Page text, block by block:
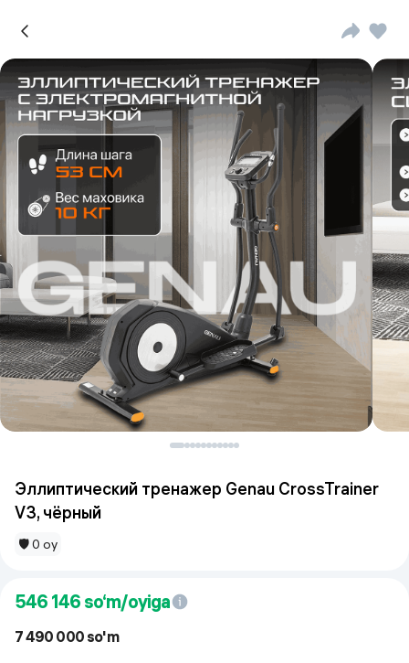
Эллиптический тренажер Genau CrossTrainer
V3, чёрный
🛡 0 oy
546 146 so‘m/oyiga
7 490 000 so'm